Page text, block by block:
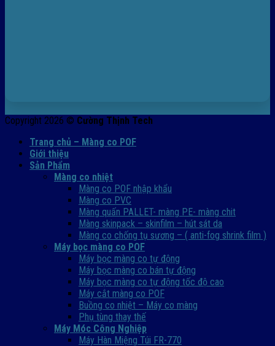
Copyright 2026 © Cường Thịnh Tech
Trang chủ – Màng co POF
Giới thiệu
Sản Phẩm
Màng co nhiệt
Màng co POF nhập khẩu
Màng co PVC
Màng quấn PALLET- màng PE- màng chit
Màng skinpack – skinfilm – hút sát da
Màng co chống tụ sương – ( anti-fog shrink film )
Máy bọc màng co POF
Máy bọc màng co tự động
Máy bọc màng co bán tự động
Máy bọc màng co tự động tốc độ cao
Máy cắt màng co POF
Buồng co nhiệt – Máy co màng
Phụ tùng thay thế
Máy Móc Công Nghiệp
Máy Hàn Miệng Túi FR-770